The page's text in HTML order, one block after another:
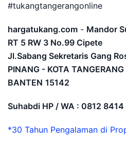
#tukangtangerangonline
hargatukang.com - Mandor
RT 5 RW 3 No.99 Cipete
Jl.Sabang Sekretaris Gang
PINANG - KOTA TANGERANG
BANTEN 15142
Suhabdi HP / WA : 0812
*30 Tahun Pengalaman di